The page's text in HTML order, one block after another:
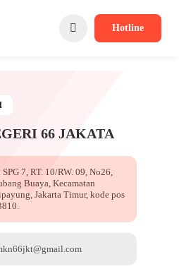
Hotline
66 JAKATA
SPG 7, RT. 10/RW. 09, No26,
Buaya, Kecamatan
Jakarta Timur, kode pos